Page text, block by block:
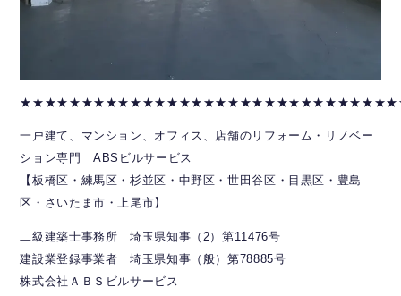
一戸建て、マンション、オフィス、店舗のリフォーム・リノベー
ション専門 ABSビルサービス
【板橋区・練馬区・杉並区・中野区・世田谷区・目黒区・豊島
区・さいたま市・上尾市】
二級建築士事務所 埼玉県知事（2）第11476号
建設業登録事業者 埼玉県知事（般）第78885号
株式会社ＡＢＳビルサービス